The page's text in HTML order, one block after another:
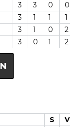
3 3 0 0
3 1 1 1
3 1 0 2
3 0 1 2
S V